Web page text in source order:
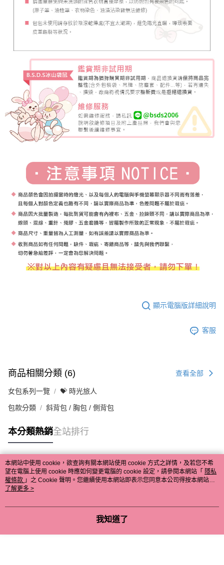
顯示電腦版詳細說明
客服
商品相關分類 (6) 查看全部
女包系列一覽 💝 時光旅人
包款分類 斜背包 / 胸包 / 側背包
本分類熱銷全站排行
熱門標籤
本網站中使用 cookie，欲查詢有關本網站使用 cookie 方式之詳情，及若您不希
望在電腦上使用 cookie 時應如何變更電腦的 cookie 設定，請參閱本網站「 隱私
權條款 」之 Cookie 聲明。您繼續使用本網站即表示您同意本公司得按本網站使
用條款之 Cookie 聲明使用 cookie。
了解更多 >
我知道了